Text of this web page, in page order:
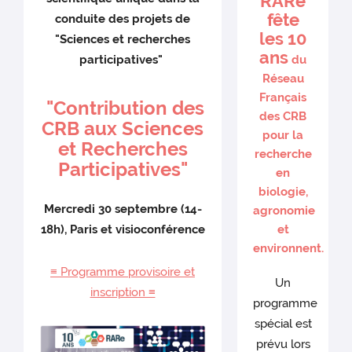
conduite des projets de
"Sciences et recherches
participatives"
"Contribution des
CRB aux Sciences
et Recherches
Participatives"
Mercredi 30 septembre (14-
18h), Paris et visioconférence
≡ Programme provisoire et
inscription ≡
fête
les 10
ans du
Réseau
Français
des CRB
pour la
recherche
en
biologie,
agronomie
et
environnent.
Un
programme
spécial est
prévu lors